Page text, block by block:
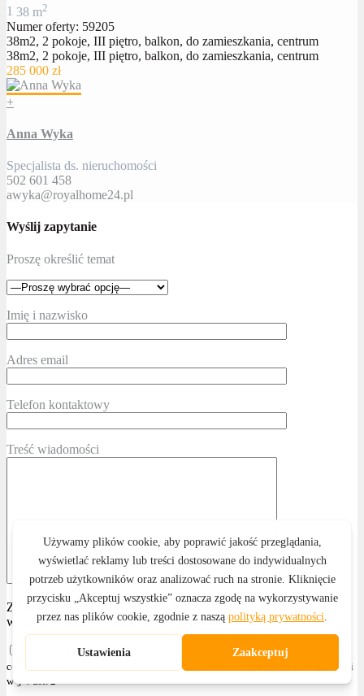
1 38 m2
Numer oferty: 59205
38m2, 2 pokoje, III piętro, balkon, do zamieszkania, centrum
38m2, 2 pokoje, III piętro, balkon, do zamieszkania, centrum
285 000 zł
+
Anna Wyka
Specjalista ds. nieruchomości
502 601 458
awyka@royalhome24.pl
Wyślij zapytanie
Proszę określić temat
Imię i nazwisko
Adres email
Telefon kontaktowy
Treść wiadomości
ZAMAWIAJĄCY, będąc poinformowanym o możliwości
wycofania zgody w każdym czasie, wyraża zgodę na:
przetwarzanie swoich danych osobowych i wykorzystanie tych danych do
celów marketingowych PRZEDSIĘBIORCY, zgodnie z przepisami wskazanymi
w § 4 ust. 2